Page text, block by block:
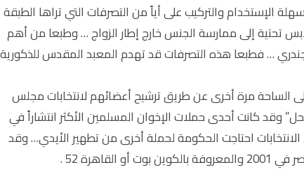
الإستخدام والتركيب على أياً من التصرفات التي تراها الطبقة
تحتية إلى ممارسة الجنس خارج إطار الزواج … وطبعا من أهم
… فطبعا هذه التصرفات قد تهدم المعبد المقدس للذكورية
على الساحة مرة أخرى عن طريق ترشيح أعضائهم لانتخابات مجلس
وقد كانت أحدى حملات الإخوان المسلمين الأكثر انتشاراً في
احتاجت الحكومة لحملة أخرى من تطهير الأيدي… وقد
52 .